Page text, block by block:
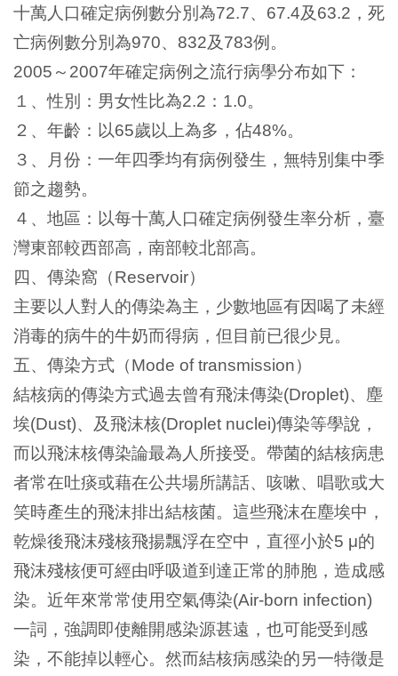
十萬人口確定病例數分別為72.7、 67.4及63.2 ，死
亡病例數分別為970、 832及783例。
2005 ～ 2007年確定病例之流行病學分布如下：
１、性別：男女性比為2.2 ： 1.0。
２、年齡：以65歲以上為多，佔48%。
３、月份：一年四季均有病例發生，無特別集中季
節之趨勢。
４、地區：以每十萬人口確定病例發生率分析，臺
灣東部較西部高，南部較北部高。
四、傳染窩（Reservoir）
主要以人對人的傳染為主，少數地區有因喝了未經
消毒的病牛的牛奶而得病，但目前已很少見。
五、傳染方式（Mode of transmission）
結核病的傳染方式過去曾有飛沬傳染(Droplet)、塵
埃(Dust)、及飛沫核(Droplet nuclei)傳染等學說，
而以飛沫核傳染論最為人所接受。帶菌的結核病患
者常在吐痰或藉在公共場所講話、咳嗽、唱歌或大
笑時產生的飛沫排出結核菌。這些飛沫在塵埃中，
乾燥後飛沫殘核飛揚飄浮在空中，直徑小於5 μ的
飛沫殘核便可經由呼吸道到達正常的肺胞，造成感
染。近年來常常使用空氣傳染(Air-born infection)
一詞，強調即使離開感染源甚遠，也可能受到感
染，不能掉以輕心。然而結核病感染的另一特徵是